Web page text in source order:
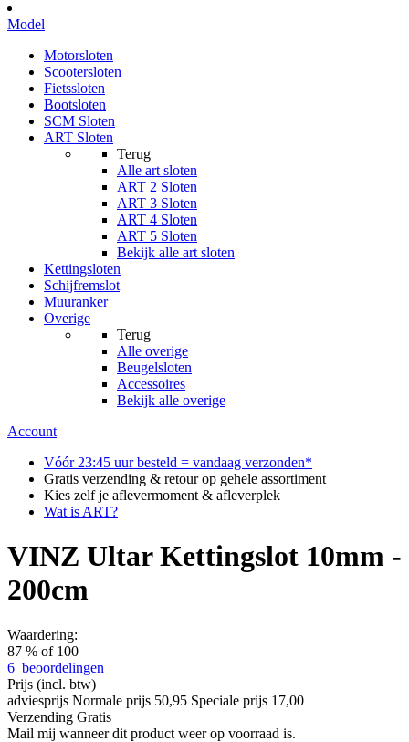
Model
Motorsloten
Scootersloten
Fietssloten
Bootsloten
SCM Sloten
ART Sloten
Terug
Alle art sloten
ART 2 Sloten
ART 3 Sloten
ART 4 Sloten
ART 5 Sloten
Bekijk alle art sloten
Kettingsloten
Schijfremslot
Muuranker
Overige
Terug
Alle overige
Beugelsloten
Accessoires
Bekijk alle overige
Account
Vóór 23:45 uur besteld = vandaag verzonden*
Gratis verzending & retour op gehele assortiment
Kies zelf je aflevermoment & afleverplek
Wat is ART?
VINZ Ultar Kettingslot 10mm -
200cm
Waardering:
87 % of 100
6 beoordelingen
Prijs (incl. btw)
adviesprijs Normale prijs 50,95 Speciale prijs 17,00
Verzending Gratis
Mail mij wanneer dit product weer op voorraad is.